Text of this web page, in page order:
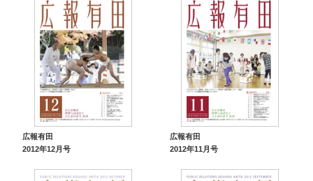
広報有田
2012年12月号
広報有田
2012年11月号